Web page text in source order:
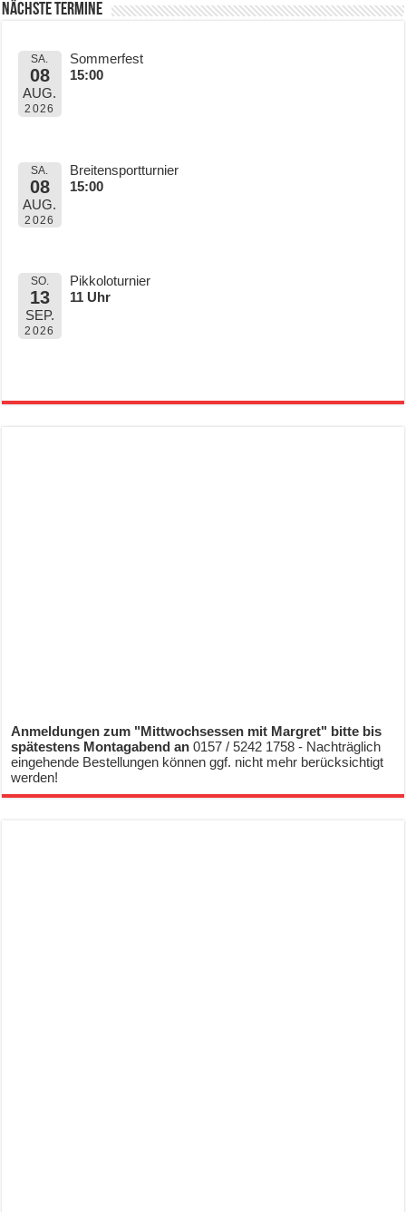
Nächste Termine
SA.
08
AUG.
2026
Sommerfest
15:00
SA.
08
AUG.
2026
Breitensportturnier
15:00
SO.
13
SEP.
2026
Pikkoloturnier
11 Uhr
Anmeldungen zum "Mittwochsessen mit Margret" bitte bis
spätestens Montagabend an0157 / 5242 1758 - Nachträglich
eingehende Bestellungen können ggf. nicht mehr berücksichtigt
werden!